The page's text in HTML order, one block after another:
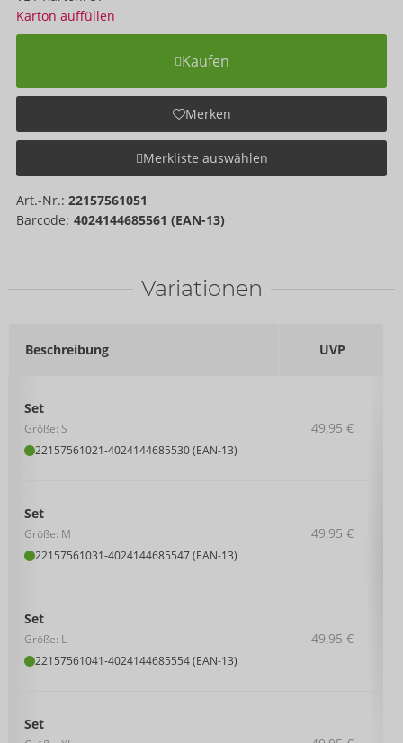
Karton auffüllen
Kaufen
Merken
Merkliste auswählen
Art.-Nr.: 22157561051
Barcode: 4024144685561 (EAN-13)
Variationen
Beschreibung UVP
Set
Größe: S
22157561021-4024144685530 (EAN-13)
49,95 €
Set
Größe: M
22157561031-4024144685547 (EAN-13)
49,95 €
Set
Größe: L
22157561041-4024144685554 (EAN-13)
49,95 €
Set